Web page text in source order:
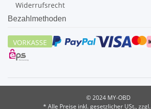
Widerrufsrecht
Bezahlmethoden
VORKASSE
© 2024 MY-OBD
* Alle Preise inkl. gesetzlicher USt., zzgl.